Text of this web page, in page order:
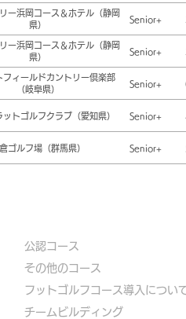
ー浜岡コース＆ホテル（静岡
県）
Senior+
ー浜岡コース＆ホテル（静岡
県）
Senior+
フィールドカントリー倶楽部
（岐阜県）
Senior+
ットゴルフクラブ（愛知県） Senior+
ゴルフ場（群馬県） Senior+
公認コース
​その他のコース
​ フットゴルフコース導入につい
​チームビルディング